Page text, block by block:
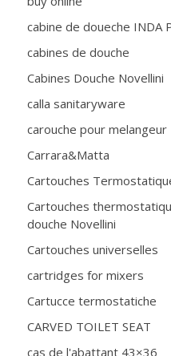
cabine de doueche INDA
cabines de douche
Cabines Douche Novellini
calla sanitaryware
carouche pour melangeur
Carrara&Matta
Cartouches
Cartouches
douche Novellini
Cartouches universelles
cartridges for mixers
Cartucce termostatiche
CARVED TOILET SEAT
cas de l'abattant 43×36